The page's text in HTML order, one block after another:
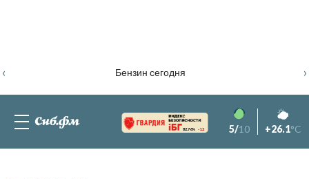
Бензин сегодня
‹ ›
82.76% -1.2 5/10 +26.1°C